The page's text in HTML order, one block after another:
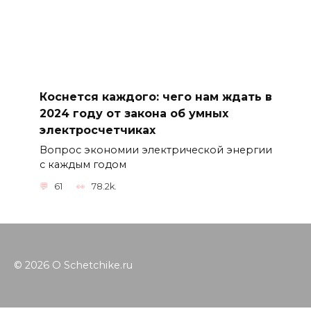
Коснется каждого: чего нам ждать в
2024 году от закона об умных
электросчетчиках
Вопрос экономии электрической энергии
с каждым годом
61 78.2k.
© 2026 O Schetchike.ru